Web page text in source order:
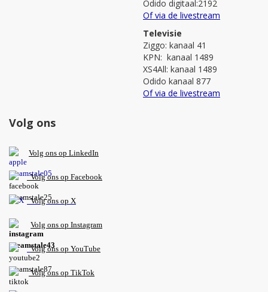
Odido digitaal:2192
Of via de livestream
Televisie
Ziggo: kanaal 41
KPN: kanaal 1489
XS4All: kanaal 1489
Odido kanaal 877
Of via de livestream
Volg ons
Volg ons op LinkedIn
Volg ons op Facebook
Volg ons op X
Volg ons op Instagram
Volgons op YouTube
Volg ons op TikTok